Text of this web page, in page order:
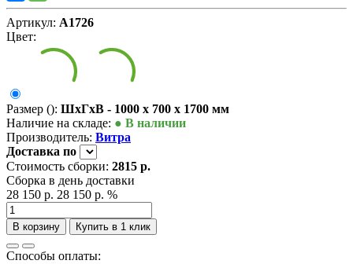
Артикул: А1726
Цвет:
Размер (): ШxГxВ - 1000 x 700 x 1700 мм
Наличие на складе: ● В наличии
Производитель: Витра
Доставка по
Стоимость сборки: 2815 р.
Сборка в день доставки
28 150 р. 28 150 р. %
В корзину Купить в 1 клик
Способы оплаты: